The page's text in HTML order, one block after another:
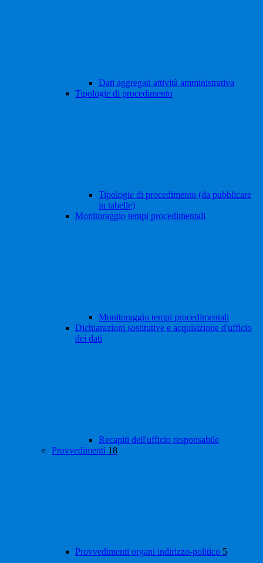
Dati aggregati attività amministrativa
Tipologie di procedimento
Tipologie di procedimento (da pubblicare
in tabelle)
Monitoraggio tempi procedimentali
Monitoraggio tempi procedimentali
Dichiarazioni sostitutive e acquisizione d'ufficio
dei dati
Recapiti dell'ufficio responsabile
Provvedimenti 18
Provvedimenti organi indirizzo-politico 5